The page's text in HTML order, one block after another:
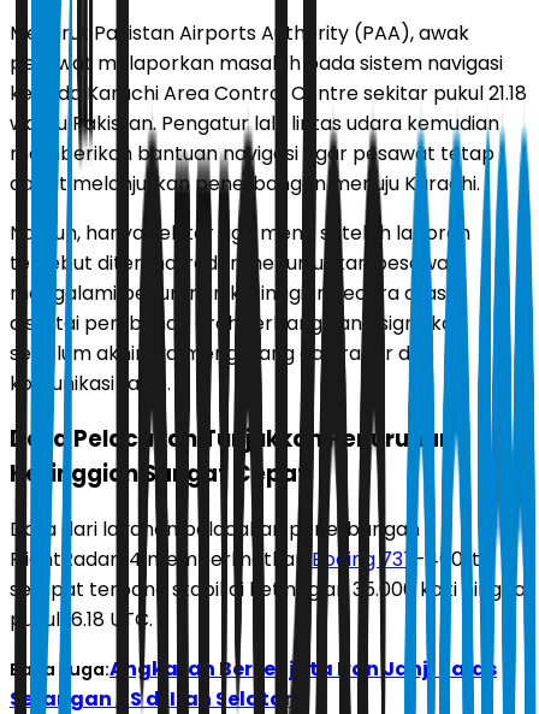
Menurut Pakistan Airports Authority (PAA), awak
pesawat melaporkan masalah pada sistem navigasi
kepada Karachi Area Control Centre sekitar pukul 21.18
waktu Pakistan. Pengatur lalu lintas udara kemudian
memberikan bantuan navigasi agar pesawat tetap
dapat melanjutkan penerbangan menuju Karachi.
Namun, hanya sekitar tiga menit setelah laporan
tersebut diterima, radar menunjukkan pesawat
mengalami penurunan ketinggian secara drastis
disertai perubahan arah terbang yang signifikan
sebelum akhirnya menghilang dari radar dan
komunikasi radio.
Data Pelacakan Tunjukkan Penurunan
Ketinggian Sangat Cepat
Data dari layanan pelacakan penerbangan
FlightRadar24 memperlihatkan Boeing 737 -400 itu
sempat terbang stabil di ketinggian 35.000 kaki hingga
pukul 16.18 UTC.
Baca Juga:Angkatan Bersenjata Iran Janji Balas
Serangan AS di Iran Selatan